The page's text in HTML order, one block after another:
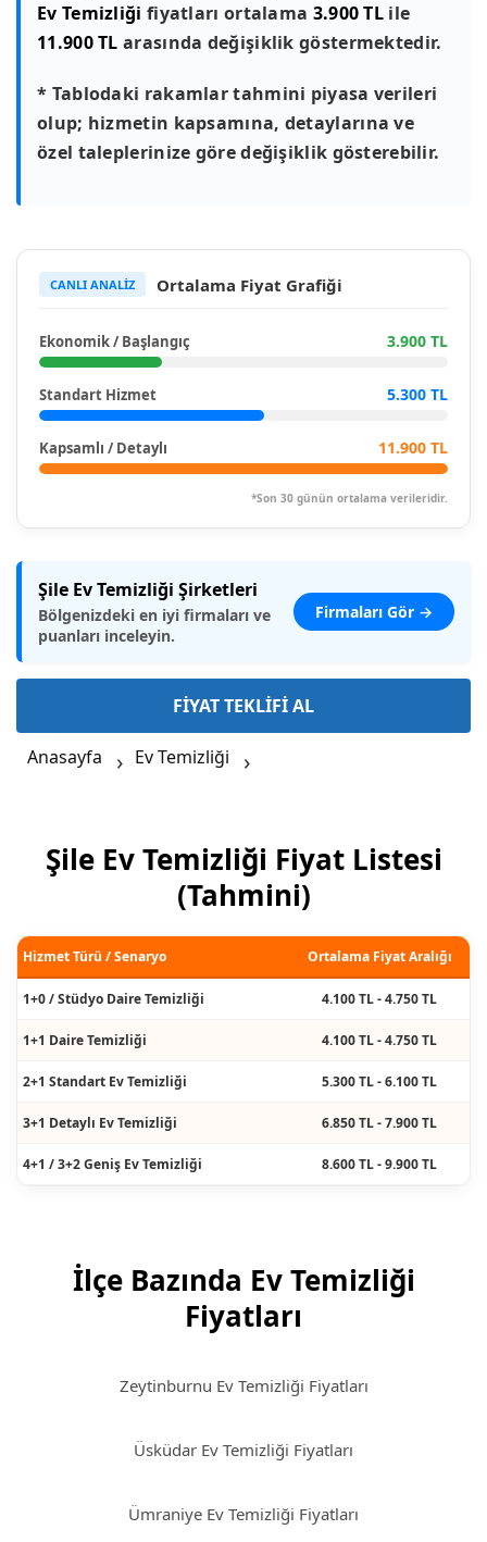
Ev Temizliği fiyatları ortalama 3.900 TL ile
11.900 TL arasında değişiklik göstermektedir.
* Tablodaki rakamlar tahmini piyasa verileri
olup; hizmetin kapsamına, detaylarına ve
özel taleplerinize göre değişiklik gösterebilir.
CANLI ANALİZ Ortalama Fiyat Grafiği
Ekonomik / Başlangıç 3.900 TL
Standart Hizmet 5.300 TL
Kapsamlı / Detaylı 11.900 TL
*Son 30 günün ortalama verileridir.
Şile Ev Temizliği Şirketleri
Bölgenizdeki en iyi firmaları ve
puanları inceleyin.
Firmaları Gör →
FİYAT TEKLİFİ AL
Anasayfa Ev Temizliği
Şile Ev Temizliği Fiyat Listesi
(Tahmini)
Hizmet Türü / Senaryo Ortalama Fiyat Aralığı
1+0 / Stüdyo Daire Temizliği 4.100 TL - 4.750 TL
1+1 Daire Temizliği 4.100 TL - 4.750 TL
2+1 Standart Ev Temizliği 5.300 TL - 6.100 TL
3+1 Detaylı Ev Temizliği 6.850 TL - 7.900 TL
4+1 / 3+2 Geniş Ev Temizliği 8.600 TL - 9.900 TL
İlçe Bazında Ev Temizliği
Fiyatları
Zeytinburnu Ev Temizliği Fiyatları
Üsküdar Ev Temizliği Fiyatları
Ümraniye Ev Temizliği Fiyatları